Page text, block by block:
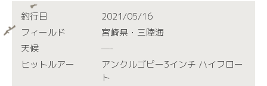
釣行日
2021/05/16
フィールド
宮崎県・三陸海
天候
—-
ヒットルアー
アンクルゴビー3インチ ハイフロー
ト